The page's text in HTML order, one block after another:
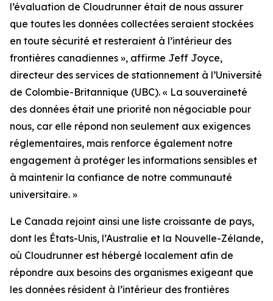
l’évaluation de Cloudrunner était de nous assurer
que toutes les données collectées seraient stockées
en toute sécurité et resteraient à l’intérieur des
frontières canadiennes », affirme Jeff Joyce,
directeur des services de stationnement à l’Université
de Colombie-Britannique (UBC). « La souveraineté
des données était une priorité non négociable pour
nous, car elle répond non seulement aux exigences
réglementaires, mais renforce également notre
engagement à protéger les informations sensibles et
à maintenir la confiance de notre communauté
universitaire. »
Le Canada rejoint ainsi une liste croissante de pays,
dont les États-Unis, l’Australie et la Nouvelle-Zélande,
où Cloudrunner est hébergé localement afin de
répondre aux besoins des organismes exigeant que
les données résident à l’intérieur des frontières